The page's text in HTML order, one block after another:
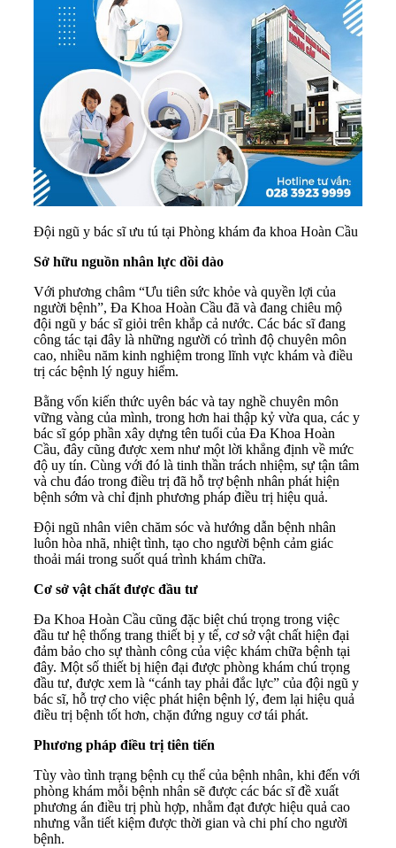
Đội ngũ y bác sĩ ưu tú tại Phòng khám đa khoa Hoàn Cầu
Sở hữu nguồn nhân lực dồi dào
Với phương châm “Ưu tiên sức khỏe và quyền lợi của
người bệnh”, Đa Khoa Hoàn Cầu đã và đang chiêu mộ
đội ngũ y bác sĩ giỏi trên khắp cả nước. Các bác sĩ đang
công tác tại đây là những người có trình độ chuyên môn
cao, nhiều năm kinh nghiệm trong lĩnh vực khám và điều
trị các bệnh lý nguy hiểm.
Bằng vốn kiến thức uyên bác và tay nghề chuyên môn
vững vàng của mình, trong hơn hai thập kỷ vừa qua, các y
bác sĩ góp phần xây dựng tên tuổi của Đa Khoa Hoàn
Cầu, đây cũng được xem như một lời khẳng định về mức
độ uy tín. Cùng với đó là tinh thần trách nhiệm, sự tận tâm
và chu đáo trong điều trị đã hỗ trợ bệnh nhân phát hiện
bệnh sớm và chỉ định phương pháp điều trị hiệu quả.
Đội ngũ nhân viên chăm sóc và hướng dẫn bệnh nhân
luôn hòa nhã, nhiệt tình, tạo cho người bệnh cảm giác
thoải mái trong suốt quá trình khám chữa.
Cơ sở vật chất được đầu tư
Đa Khoa Hoàn Cầu cũng đặc biệt chú trọng trong việc
đầu tư hệ thống trang thiết bị y tế, cơ sở vật chất hiện đại
đảm bảo cho sự thành công của việc khám chữa bệnh tại
đây. Một số thiết bị hiện đại được phòng khám chú trọng
đầu tư, được xem là “cánh tay phải đắc lực” của đội ngũ y
bác sĩ, hỗ trợ cho việc phát hiện bệnh lý, đem lại hiệu quả
điều trị bệnh tốt hơn, chặn đứng nguy cơ tái phát.
Phương pháp điều trị tiên tiến
Tùy vào tình trạng bệnh cụ thể của bệnh nhân, khi đến với
phòng khám mỗi bệnh nhân sẽ được các bác sĩ đề xuất
phương án điều trị phù hợp, nhằm đạt được hiệu quả cao
nhưng vẫn tiết kiệm được thời gian và chi phí cho người
bệnh.